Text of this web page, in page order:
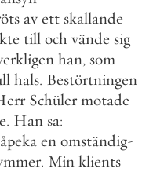
av ett skallande
till och vände sig
han, som
hals. Bestörtningen
Schüler motade
. Han sa:
en omständig-
. Min klients